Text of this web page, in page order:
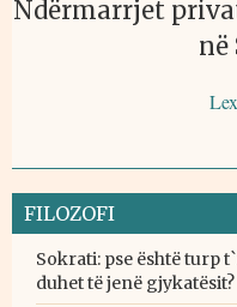
Ndërmarrjet
në
FILOZOFI
Sokrati: pse është turp
duhet të jenë gjykatësit?